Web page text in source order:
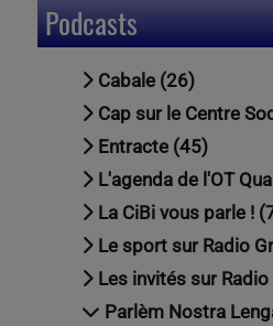
Podcasts
Cabale (26)
Cap sur le Centre
Entracte (45)
L'agenda de l'OT Quai
La CiBi vous parle !
Le sport sur Radio
Les invités sur
Parlèm Nostra